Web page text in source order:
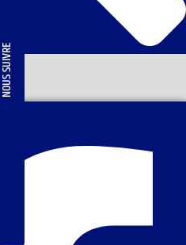
NOUS SUIVRE